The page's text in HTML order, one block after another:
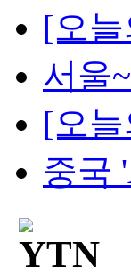
[오늘
서울
[오늘
중국